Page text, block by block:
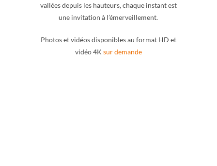
vallées depuis les hauteurs, chaque instant est
une invitation à l’émerveillement.
Photos et vidéos disponibles au format HD et
vidéo 4K sur demande